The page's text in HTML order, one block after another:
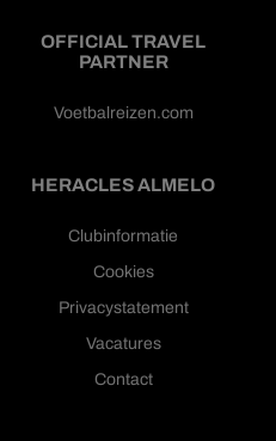
OFFICIAL TRAVEL
PARTNER
Voetbalreizen.com
HERACLES ALMELO
Clubinformatie
Cookies
Privacystatement
Vacatures
Contact